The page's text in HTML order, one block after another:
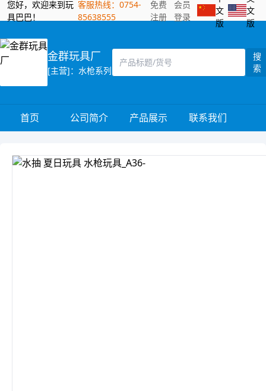
您好，欢迎来到玩
具巴巴！
客服热线：0754-
85638555
免费
注册
会员
登录
文
版
文
版
金群玩具厂
[主营]：水枪系列
搜
索
首页 公司简介 产品展示 联系我们